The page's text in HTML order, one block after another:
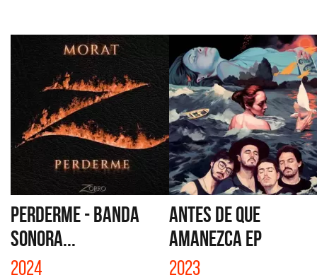
PERDERME - BANDA
SONORA...
2024
ANTES DE QUE
AMANEZCA EP
2023